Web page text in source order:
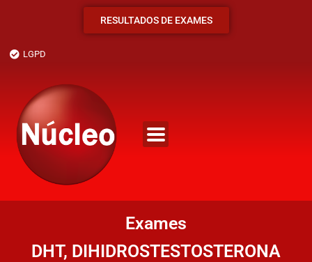
RESULTADOS DE EXAMES
LGPD
Exames
DHT, DIHIDROSTESTOSTERONA